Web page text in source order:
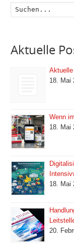
Aktuelle
18. Mai
Wenn
18. Mai
18. Mai
20.